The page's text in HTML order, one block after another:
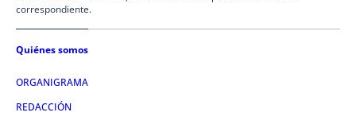
correspondiente.
Quiénes somos
ORGANIGRAMA
REDACCIÓN